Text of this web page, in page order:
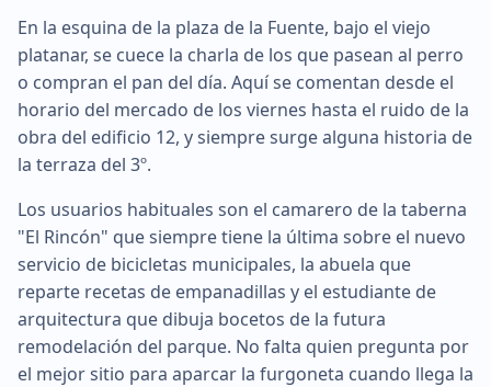
En la esquina de la plaza de la Fuente, bajo el viejo
platanar, se cuece la charla de los que pasean al perro
o compran el pan del día. Aquí se comentan desde el
horario del mercado de los viernes hasta el ruido de la
obra del edificio 12, y siempre surge alguna historia de
la terraza del 3º.
Los usuarios habituales son el camarero de la taberna
"El Rincón" que siempre tiene la última sobre el nuevo
servicio de bicicletas municipales, la abuela que
reparte recetas de empanadillas y el estudiante de
arquitectura que dibuja bocetos de la futura
remodelación del parque. No falta quien pregunta por
el mejor sitio para aparcar la furgoneta cuando llega la